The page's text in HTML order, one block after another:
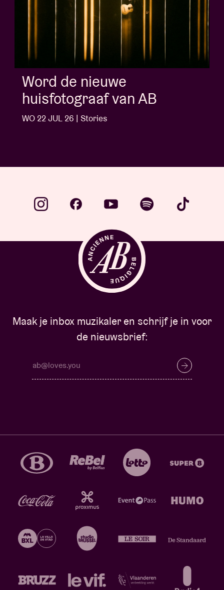
Word de nieuwe
huisfotograaf van AB
WO 22 JUL 26 | Stories
Maak je inbox muzikaler en schrijf je in voor
de nieuwsbrief: